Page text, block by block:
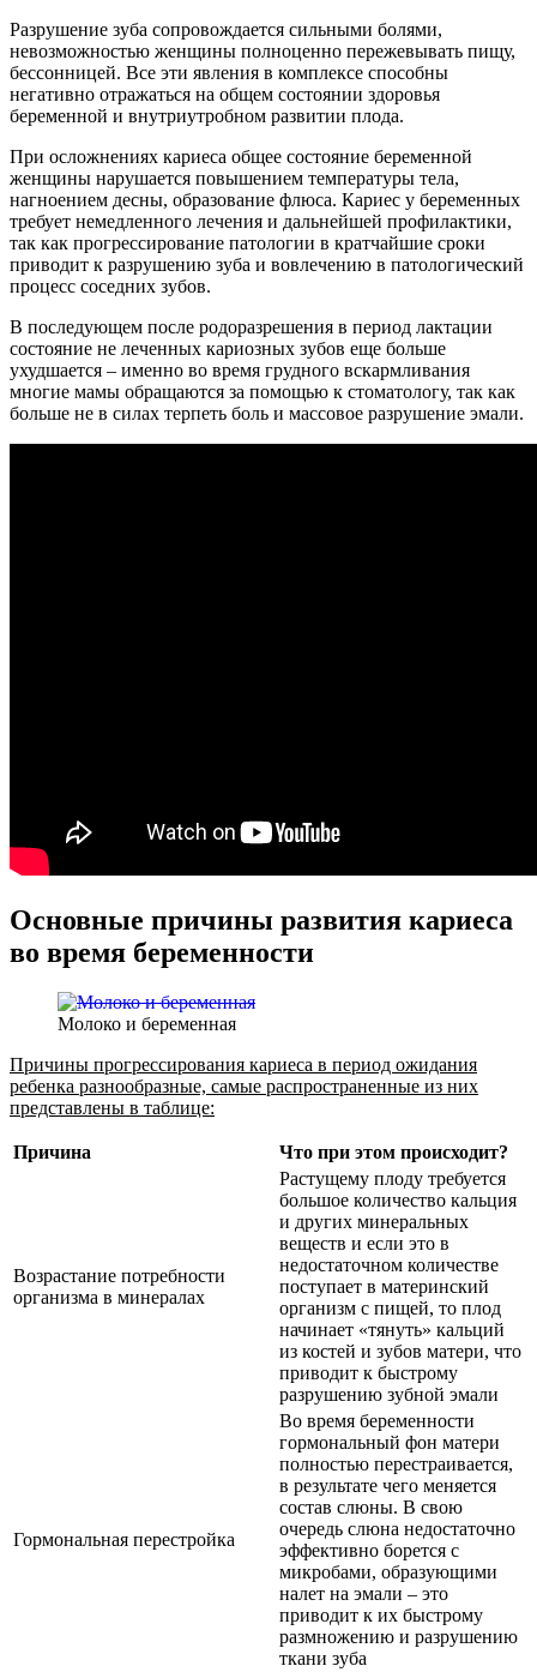
Разрушение зуба сопровождается сильными болями,
невозможностью женщины полноценно пережевывать пищу,
бессонницей. Все эти явления в комплексе способны
негативно отражаться на общем состоянии здоровья
беременной и внутриутробном развитии плода.
При осложнениях кариеса общее состояние беременной
женщины нарушается повышением температуры тела,
нагноением десны, образование флюса. Кариес у беременных
требует немедленного лечения и дальнейшей профилактики,
так как прогрессирование патологии в кратчайшие сроки
приводит к разрушению зуба и вовлечению в патологический
процесс соседних зубов.
В последующем после родоразрешения в период лактации
состояние не леченных кариозных зубов еще больше
ухудшается – именно во время грудного вскармливания
многие мамы обращаются за помощью к стоматологу, так как
больше не в силах терпеть боль и массовое разрушение эмали.
Основные причины развития кариеса
во время беременности
Молоко и беременная
Причины прогрессирования кариеса в период ожидания
ребенка разнообразные, самые распространенные из них
представлены в таблице:
Причина Что при этом происходит?
Возрастание потребности
организма в минералах
Растущему плоду требуется
большое количество кальция
и других минеральных
веществ и если это в
недостаточном количестве
поступает в материнский
организм с пищей, то плод
начинает «тянуть» кальций
из костей и зубов матери, что
приводит к быстрому
разрушению зубной эмали
Гормональная перестройка
Во время беременности
гормональный фон матери
полностью перестраивается,
в результате чего меняется
состав слюны. В свою
очередь слюна недостаточно
эффективно борется с
микробами, образующими
налет на эмали – это
приводит к их быстрому
размножению и разрушению
ткани зуба